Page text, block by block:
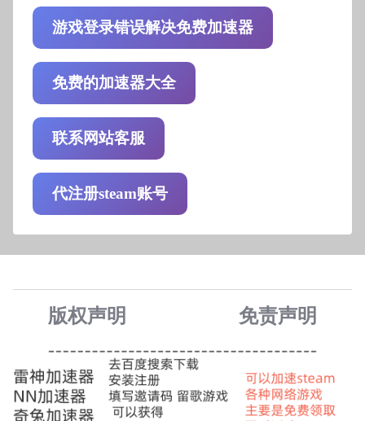
游戏登录错误解决免费加速器
免费的加速器大全
联系网站客服
代注册steam账号
版权声明 免责声明